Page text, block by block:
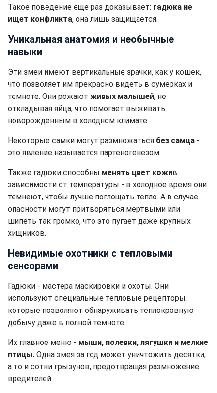
Такое поведение еще раз доказывает: гадюка не
ищет конфликта, она лишь защищается.
Уникальная анатомия и необычные
навыки
Эти змеи имеют вертикальные зрачки, как у кошек,
что позволяет им прекрасно видеть в сумерках и
темноте. Они рожают живых малышей, не
откладывая яйца, что помогает выживать
новорожденным в холодном климате.
Некоторые самки могут размножаться без самца -
это явление называется партеногенезом.
Также гадюки способны менять цвет кожив
зависимости от температуры - в холодное время они
темнеют, чтобы лучше поглощать тепло. А в случае
опасности могут притворяться мертвыми или
шипеть так громко, что это пугает даже крупных
хищников.
Невидимые охотники с тепловыми
сенсорами
Гадюки - мастера маскировки и охоты. Они
используют специальные тепловые рецепторы,
которые позволяют обнаруживать теплокровную
добычу даже в полной темноте.
Их главное меню - мыши, полевки, лягушки и мелкие
птицы. Одна змея за год может уничтожить десятки,
а то и сотни грызунов, предотвращая размножение
вредителей.